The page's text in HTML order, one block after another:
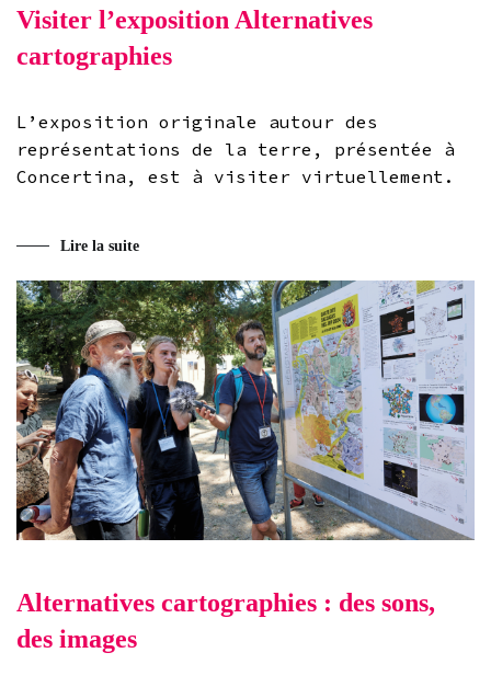
Visiter l’exposition Alternatives
cartographies
L’exposition originale autour des
représentations de la terre, présentée à
Concertina, est à visiter virtuellement.
Lire la suite
Alternatives cartographies : des sons,
des images